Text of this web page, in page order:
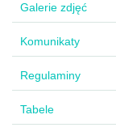
Galerie zdjęć
Komunikaty
Regulaminy
Tabele